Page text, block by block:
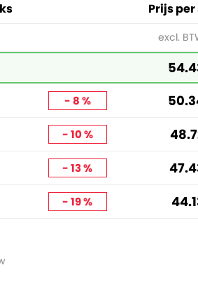
Prijs
excl.
- 8 %
- 10 %
- 13 %
- 19 %